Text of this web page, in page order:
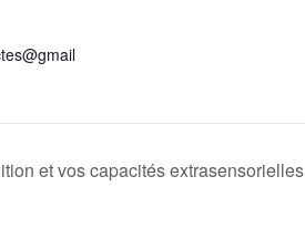
et vos capacités extrasensorielles